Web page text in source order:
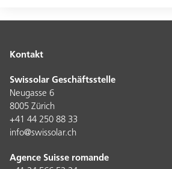
Kontakt
Swissolar Geschäftsstelle
Neugasse 6
8005 Zürich
+41 44 250 88 33
info@swissolar.ch
Agence Suisse romande